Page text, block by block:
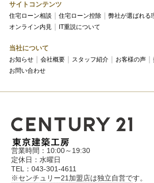
サイトコンテンツ
住宅ローン相談 住宅ローン控除 弊社が選ばれる
オンライン内見
IT重説について
当社について
お知らせ 会社概要 スタッフ紹介 お客様の声
お問い合わせ
営業時間：10:00～19:30
定休日：水曜日
TEL：043-301-4611
※センチュリー21加盟店は独立自営です。